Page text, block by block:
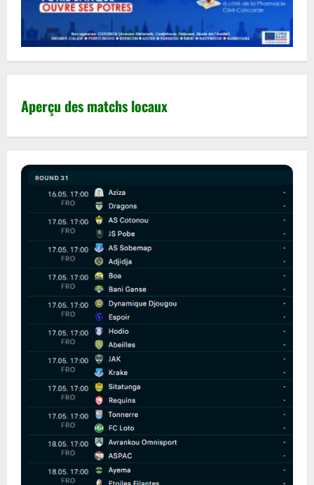
Aperçu des matchs locaux